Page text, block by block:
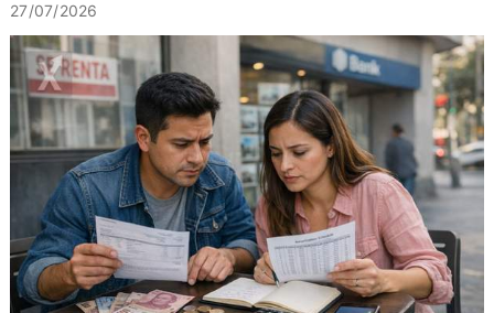
27/07/2026